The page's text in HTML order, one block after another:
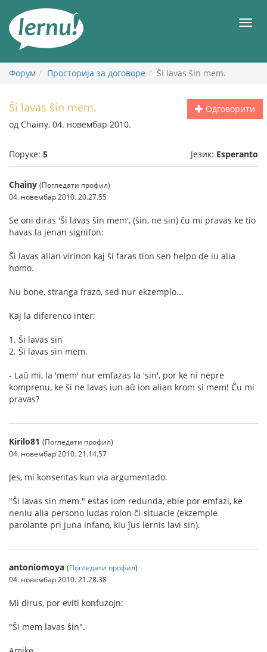
садржају
Форум Просторија за договоре Ŝi lavas ŝin mem.
Одговорити
Ŝi lavas ŝin mem.
од Chainy, 04. новембар 2010.
Поруке: 5 Језик: Esperanto
Chainy (Погледати профил)
04. новембар 2010. 20.27.55
Se oni diras 'Ŝi lavas ŝin mem', (ŝin, ne sin) ĉu mi pravas ke tio
havas la jenan signifon:
Ŝi lavas alian virinon kaj ŝi faras tion sen helpo de iu alia
homo.
Nu bone, stranga frazo, sed nur ekzemplo...
Kaj la diferenco inter:
1. Ŝi lavas sin
2. Ŝi lavas sin mem.
- Laŭ mi, la 'mem' nur emfazas la 'sin', por ke ni nepre
komprenu, ke ŝi ne lavas iun aŭ ion alian krom si mem! Ĉu mi
pravas?
Kirilo81 (Погледати профил)
04. новембар 2010. 21.14.57
Jes, mi konsentas kun via argumentado.
"Ŝi lavas sin mem." estas iom redunda, eble por emfazi, ke
neniu alia persono ludas rolon ĉi-situacie (ekzemple
parolante pri juna infano, kiu ĵus lernis lavi sin).
antoniomoya (Погледати профил)
04. новембар 2010. 21.28.38
Mi dirus, por eviti konfuzojn:
"Ŝi mem lavas ŝin".